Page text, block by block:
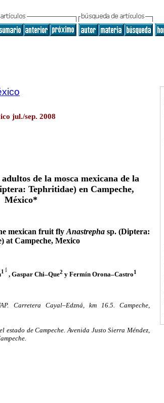
jul./sep. 2008
de la mosca mexicana de la
Tephritidae) en Campeche,
México*
mexican fruit fly Anastrepha sp. (Diptera:
at Campeche, Mexico
1 , Gaspar Chi–Que2 y Fermín Orona–Castro1
Carretera Cayal–Edzná, km 16.5. Campeche,
estado de Campeche. Avenida Justo Sierra Méndez,